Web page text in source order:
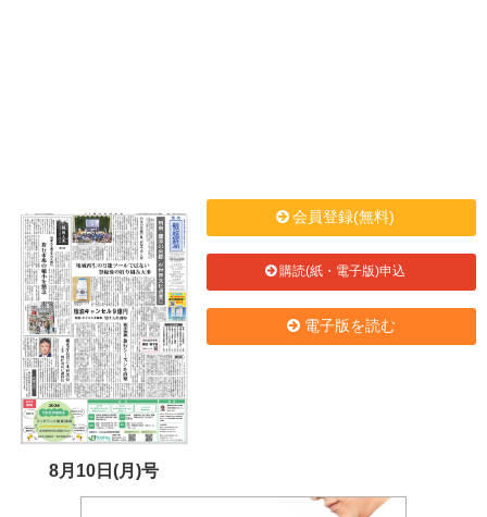
8月10日(月)号
会員登録(無料)
購読(紙・電子版)申込
電子版を読む